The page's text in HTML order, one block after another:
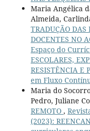
Maria Angélica
Almeida,
TRADUÇÃO DAS
DOCENTES NO
Espaço do
ESCOLARES,
RESISTÊNCIA E
em Fluxo
Maria do
Pedro, Juliane
REMOTO ,
(2023):